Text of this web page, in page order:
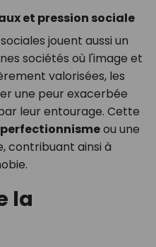
et pression sociale
jouent aussi un
sociétés où l'image et
valorisées, les
une peur exacerbée
leur entourage. Cette
perfectionnismeou une
contribuant ainsi à
la